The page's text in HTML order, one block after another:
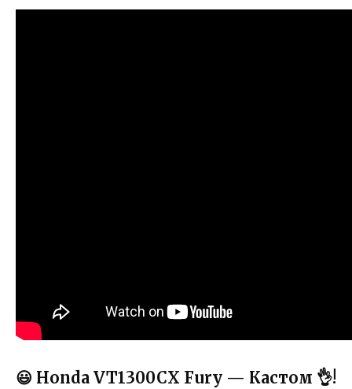
😃 Honda VT1300CX Fury — Кастом 👌!